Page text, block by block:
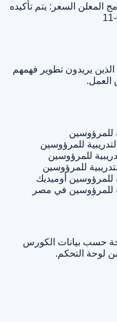
المعلن السعر: يتم تأكيده
يريدون تطوير فهمهم
العمل.
للمرؤوسين
للمرؤوسين
للمرؤوسين
للمرؤوسين
للمرؤوسين أوميديك
للمرؤوسين في مصر
حسب بيانات الكورس
لوحة التحكم.